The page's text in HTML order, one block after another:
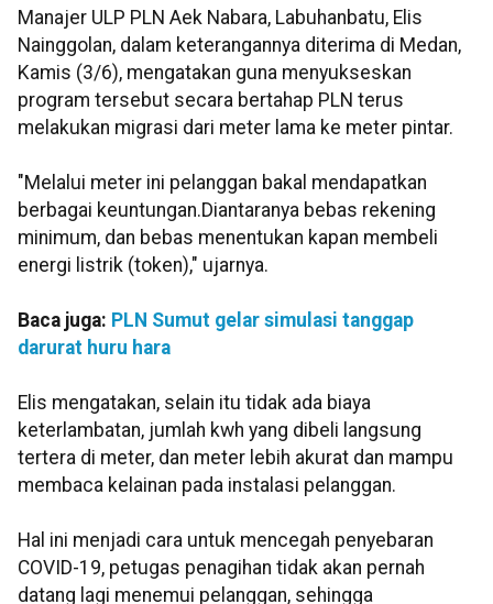
Manajer ULP PLN Aek Nabara, Labuhanbatu, Elis
Nainggolan, dalam keterangannya diterima di Medan,
Kamis (3/6), mengatakan guna menyukseskan
program tersebut secara bertahap PLN terus
melakukan migrasi dari meter lama ke meter pintar.
"Melalui meter ini pelanggan bakal mendapatkan
berbagai keuntungan.Diantaranya bebas rekening
minimum, dan bebas menentukan kapan membeli
energi listrik (token)," ujarnya.
Baca juga: PLN Sumut gelar simulasi tanggap
darurat huru hara
Elis mengatakan, selain itu tidak ada biaya
keterlambatan, jumlah kwh yang dibeli langsung
tertera di meter, dan meter lebih akurat dan mampu
membaca kelainan pada instalasi pelanggan.
Hal ini menjadi cara untuk mencegah penyebaran
COVID-19, petugas penagihan tidak akan pernah
datang lagi menemui pelanggan, sehingga